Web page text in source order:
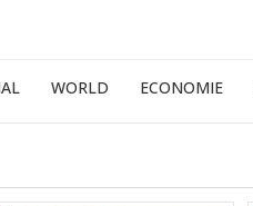
WORLD ECONOMIE